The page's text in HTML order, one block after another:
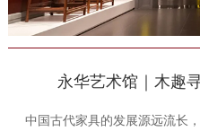
永华艺术馆｜木趣
中国古代家具的发展源远流长